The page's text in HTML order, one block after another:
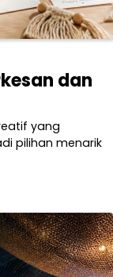
dan
yang
pilihan menarik